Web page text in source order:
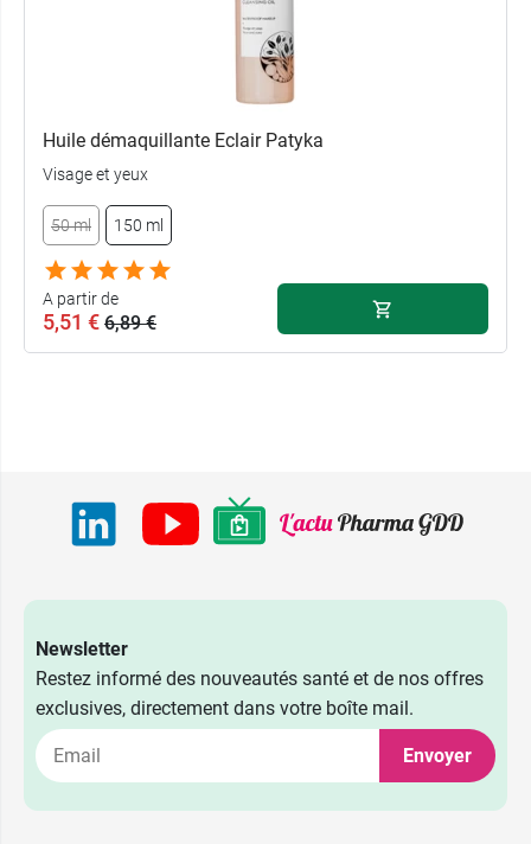
Huile démaquillante Eclair Patyka
Visage et yeux
50 ml 150 ml
A partir de
5,51 € 6,89 €
50 ml
6,89 €
Newsletter
Restez informé des nouveautés santé et de nos offres
exclusives, directement dans votre boîte mail.
Envoyer